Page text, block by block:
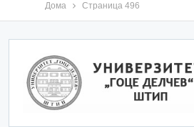
Дома Страница 496